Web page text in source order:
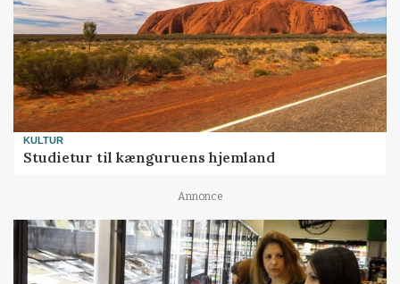
KULTUR
Studietur til kænguruens hjemland
Annonce